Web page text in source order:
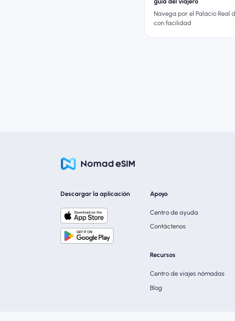
Navega por el Palacio Real
con facilidad
Descargar la aplicación Apoyo
Centro de ayuda
Contáctenos
Recursos
Centro de viajes nómadas
Blog